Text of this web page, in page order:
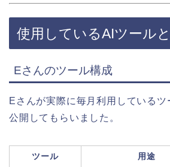
使用しているAIツール
Eさんのツール構成
Eさんが実際に毎月利用しているツ
公開してもらいました。
ツール 用途